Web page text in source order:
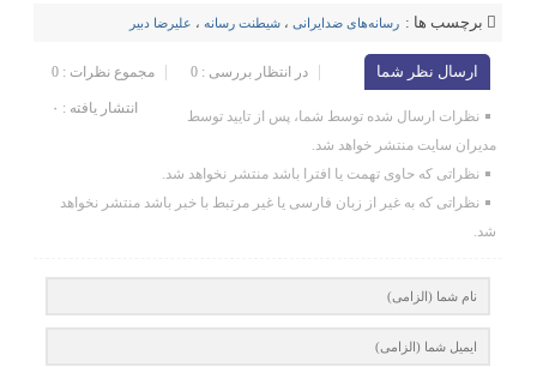
برچسب ها : رسانه‌های ضدایرانی ،شیطنت رسانه‌ ، علیرضا دبیر
ارسال نظر شما مجموع نظرات : 0 در انتظار بررسی : 0
انتشار یافته : ۰
نظرات ارسال شده توسط شما، پس از تایید توسط
مدیران سایت منتشر خواهد شد.
نظراتی که حاوی تهمت یا افترا باشد منتشر نخواهد شد.
نظراتی که به غیر از زبان فارسی یا غیر مرتبط با خبر باشد منتشر نخواهد
شد.